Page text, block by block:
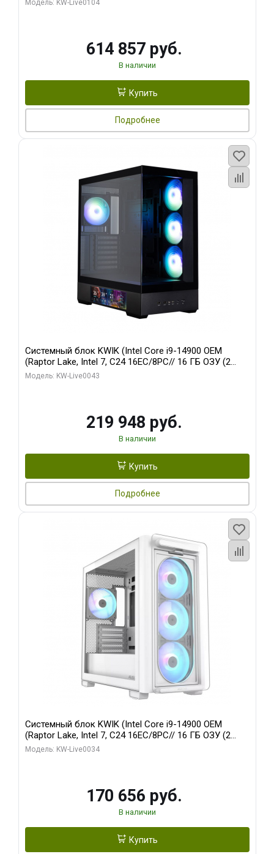
Модель: KW-Live0104
614 857 руб.
В наличии
Купить
Подробнее
Системный блок KWIK (Intel Core i9-14900 OEM
(Raptor Lake, Intel 7, C24 16EC/8PC// 16 ГБ ОЗУ (2
модуля)/ Palit RTX5070Ti GAMINGPRO-S OC 16GB
Модель: KW-Live0043
219 948 руб.
В наличии
Купить
Подробнее
Системный блок KWIK (Intel Core i9-14900 OEM
(Raptor Lake, Intel 7, C24 16EC/8PC// 16 ГБ ОЗУ (2
модуля)/ MSI RTX5060Ti VENTUS 2X PLUS 16GB
Модель: KW-Live0034
170 656 руб.
В наличии
Купить